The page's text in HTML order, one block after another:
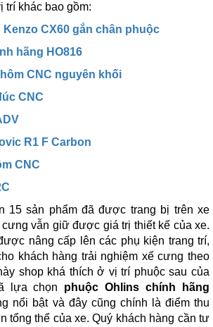
trí khác bao gồm:
CX60 gắn chân phuộc
hãng HO816
CNC nguyên khối
CNC
R1 F Carbon
CNC
15 sản phẩm đã được trang bị trên xe
vẫn giữ được giá trị thiết kế của xe.
nâng cấp lên các phụ kiện trang trí,
khách hàng trải nghiệm xế cưng theo
shop khá thích ở vị trí phuộc sau của
lựa chọn phuộc Ohlins chính hãng
nổi bật và đây cũng chính là điểm thu
tổng thể của xe. Quý khách hàng cần tư